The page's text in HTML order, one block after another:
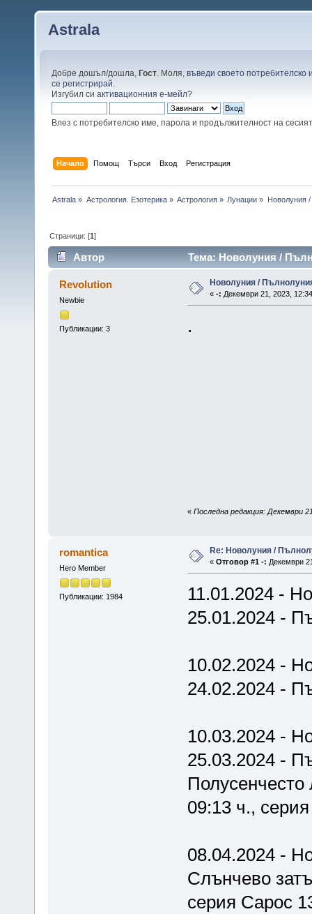
Astrala
Добре дошъл/дошла, Гост . Моля, въведи своето потребителско
се регистрирай
Изгубил си активационния е-мейл?
Влез с потребителско име, парола и продължителност на
Начало Помощ Търси Вход Регистрация
Astrala » Астрология. Езотерика» Астрология» Лунации » Новолуния
Страници: [1]
Автор Тема: Новолуния /
Revolution
Newbie
Публикации: 3
Новолуния /
« -: Декември 21, 2023,
.
« Последна редакция: Декември
romantica
Hero Member
Публикации: 1984
Re: Новолуния /
« Отговор #1 -: Декември
11.01.2024 -
25.01.2024 -
10.02.2024 -
24.02.2024 -
10.03.2024 -
25.03.2024 -
Полусенчесто
09:13 ч.,
08.04.2024 -
Слънчево
серия Сарос